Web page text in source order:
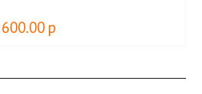
р